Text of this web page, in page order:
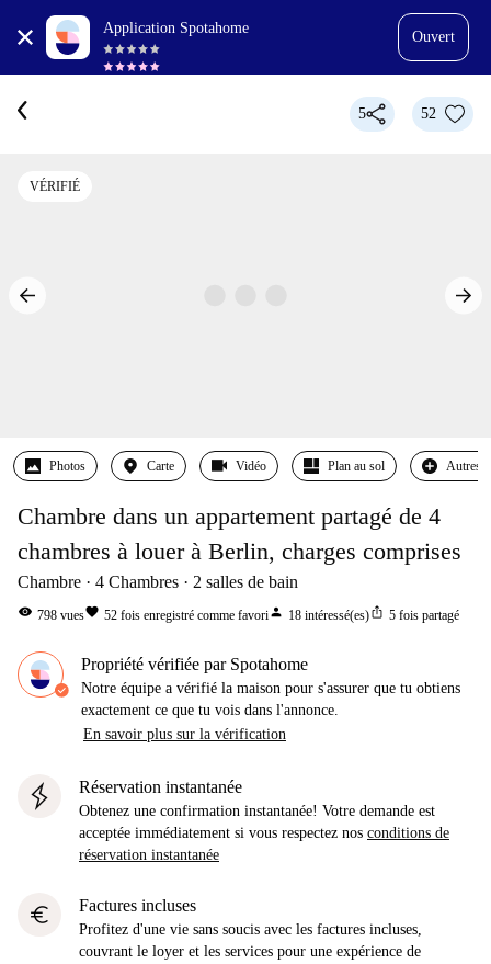
Application Spotahome
Ouvert
5 52
VÉRIFIÉ
Photos Carte Vidéo Plan au sol Autres
Chambre dans un appartement partagé de 4
chambres à louer à Berlin, charges comprises
Chambre 4 Chambres 2 salles de bain
visibility 798 vuesfavorite 52 fois enregistré comme favoriperson 18 intéressé(es)ios_share 5 fois partagé
Propriété vérifiée par Spotahome
Notre équipe a vérifié la maison pour s'assurer que tu obtiens
exactement ce que tu vois dans l'annonce.
En savoir plus sur la vérification
Réservation instantanée
Obtenez une confirmation instantanée! Votre demande est
acceptée immédiatement si vous respectez nos conditions de
réservation instantanée
euro Factures incluses
Profitez d'une vie sans soucis avec les factures incluses,
couvrant le loyer et les services pour une expérience de